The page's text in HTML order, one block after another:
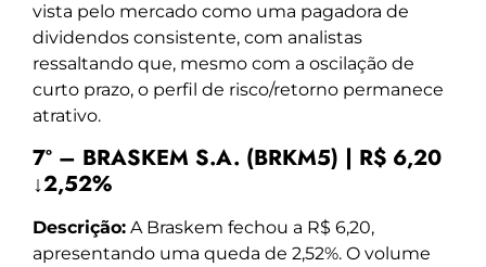
vista pelo mercado como uma pagadora de
dividendos consistente, com analistas
ressaltando que, mesmo com a oscilação de
curto prazo, o perfil de risco/retorno permanece
atrativo.
7º – BRASKEM S.A. (BRKM5) | R$ 6,20
↓2,52%
Descrição: A Braskem fechou a R$ 6,20,
apresentando uma queda de 2,52%. O volume